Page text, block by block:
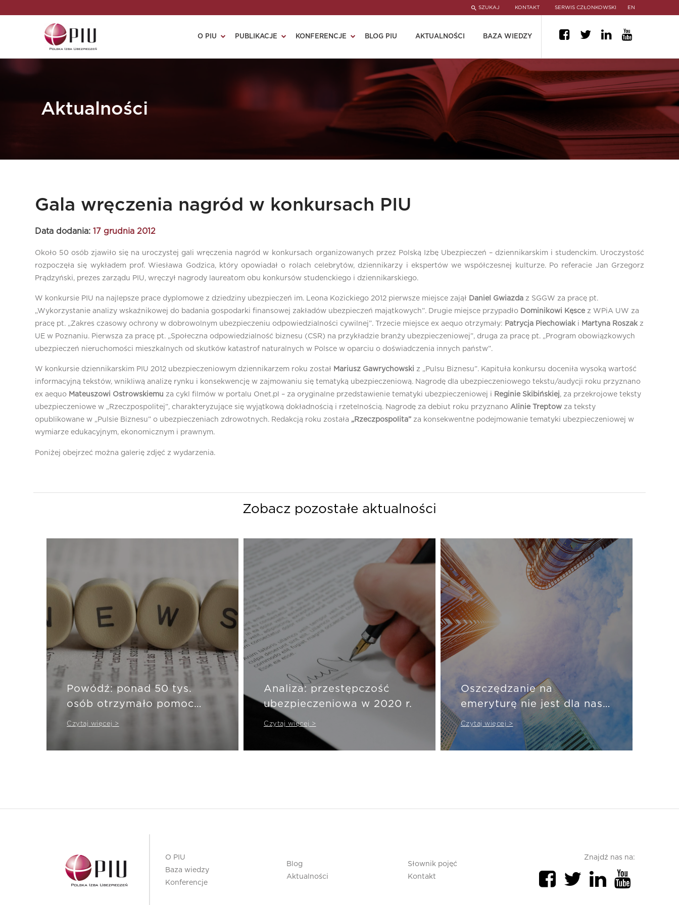
SZUKAJ KONTAKT SERWIS CZŁONKOWSKI EN
O PIU PUBLIKACJE KONFERENCJE BLOG PIU AKTUALNOŚCI BAZA WIEDZY
Aktualności
Gala wręczenia nagród w konkursach PIU
Data dodania: 17 grudnia 2012
Około 50 osób zjawiło się na uroczystej gali wręczenia nagród w konkursach organizowanych przez Polską Izbę Ubezpieczeń – dziennikarskim i studenckim. Uroczystość
rozpoczęła się wykładem prof. Wiesława Godzica, który opowiadał o rolach celebrytów, dziennikarzy i ekspertów we współczesnej kulturze. Po referacie Jan Grzegorz
Prądzyński, prezes zarządu PIU, wręczył nagrody laureatom obu konkursów studenckiego i dziennikarskiego.
W konkursie PIU na najlepsze prace dyplomowe z dziedziny ubezpieczeń im. Leona Kozickiego 2012 pierwsze miejsce zajął Daniel Gwiazda z SGGW za pracę pt.
„Wykorzystanie analizy wskaźnikowej do badania gospodarki finansowej zakładów ubezpieczeń majątkowych”. Drugie miejsce przypadło Dominikowi Kęsce z WPiA UW za
pracę pt. „Zakres czasowy ochrony w dobrowolnym ubezpieczeniu odpowiedzialności cywilnej”. Trzecie miejsce ex aequo otrzymały: Patrycja Piechowiak i Martyna Roszak z
UE w Poznaniu. Pierwsza za pracę pt. „Społeczna odpowiedzialność biznesu (CSR) na przykładzie branży ubezpieczeniowej”, druga za pracę pt. „Program obowiązkowych
ubezpieczeń nieruchomości mieszkalnych od skutków katastrof naturalnych w Polsce w oparciu o doświadczenia innych państw”.
W konkursie dziennikarskim PIU 2012 ubezpieczeniowym dziennikarzem roku został Mariusz Gawrychowski z „Pulsu Biznesu”. Kapituła konkursu doceniła wysoką wartość
informacyjną tekstów, wnikliwą analizę rynku i konsekwencję w zajmowaniu się tematyką ubezpieczeniową. Nagrodę dla ubezpieczeniowego tekstu/audycji roku przyznano
ex aequo Mateuszowi Ostrowskiemu za cykl filmów w portalu Onet.pl – za oryginalne przedstawienie tematyki ubezpieczeniowej i Reginie Skibińskiej, za przekrojowe teksty
ubezpieczeniowe w „Rzeczpospolitej”, charakteryzujące się wyjątkową dokładnością i rzetelnością. Nagrodę za debiut roku przyznano Alinie Treptow za teksty
opublikowane w „Pulsie Biznesu” o ubezpieczeniach zdrowotnych. Redakcją roku została „Rzeczpospolita” za konsekwentne podejmowanie tematyki ubezpieczeniowej w
wymiarze edukacyjnym, ekonomicznym i prawnym.
Poniżej obejrzeć można galerię zdjęć z wydarzenia.
Zobacz pozostałe aktualności
Powódź: ponad 50 tys.
osób otrzymało pomoc
ubezpieczeniową
Czytaj więcej >
Analiza: przestępczość
ubezpieczeniowa w 2020 r.
Czytaj więcej >
Oszczędzanie na
emeryturę nie jest dla nas
ważne
Czytaj więcej >
O PIU
Baza wiedzy
Konferencje
Blog
Aktualności
Słownik pojęć
Kontakt
Znajdź nas na: